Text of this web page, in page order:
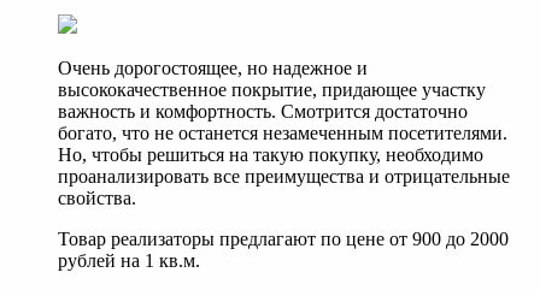
Очень дорогостоящее, но надежное и
высококачественное покрытие, придающее участку
важность и комфортность. Смотрится достаточно
богато, что не останется незамеченным посетителями.
Но, чтобы решиться на такую покупку, необходимо
проанализировать все преимущества и отрицательные
свойства.
Товар реализаторы предлагают по цене от 900 до 2000
рублей на 1 кв.м.